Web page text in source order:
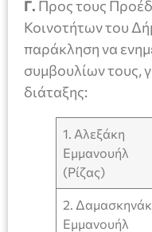
Γ. Προς τους
Κοινοτήτων του
παράκληση να
συμβουλίων τους,
διάταξης:
1. Αλεξάκη
Εμμανουήλ
(Ρίζας)
2.
Εμμανουήλ